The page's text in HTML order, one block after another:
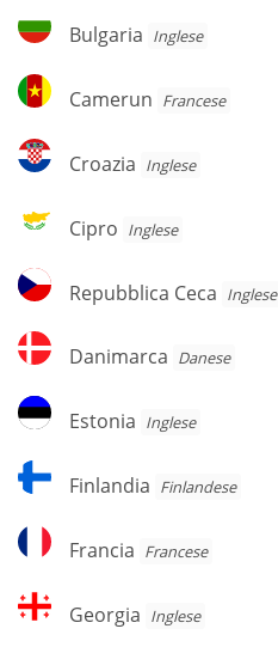
Bulgaria
Bulgaria Inglese
Camerun
Camerun Francese
Croazia
Croazia Inglese
Cipro
Cipro Inglese
Repubblica
Ceca
Repubblica Ceca Inglese
Danimarca
Danimarca Danese
Estonia
Estonia Inglese
Finlandia
Finlandia Finlandese
Francia
Francia Francese
Georgia
Georgia Inglese